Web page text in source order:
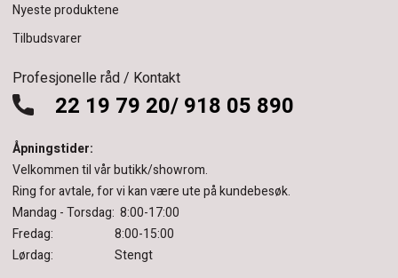
Nyeste produktene
Tilbudsvarer
Profesjonelle råd / Kontakt
22 19 79 20/ 918 05 890
Åpningstider:
Velkommen til vår butikk/showrom.
Ring for avtale, for vi kan være ute på kundebesøk.
Mandag - Torsdag: 8:00-17:00
Fredag: 8:00-15:00
Lørdag: Stengt